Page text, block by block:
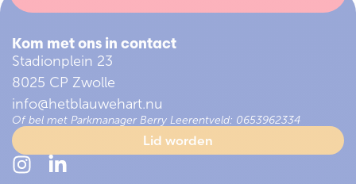
Kom met ons in contact
Stadionplein 23
8025 CP Zwolle
info@hetblauwehart.nu
Of bel met Parkmanager Berry Leerentveld: 0653962334
Lid worden